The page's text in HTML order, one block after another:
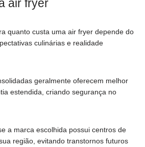
air fryer
quanto custa uma air fryer depende do
culinárias e realidade
geralmente oferecem melhor
estendida, criando segurança no
a marca escolhida possui centros de
região, evitando transtornos futuros